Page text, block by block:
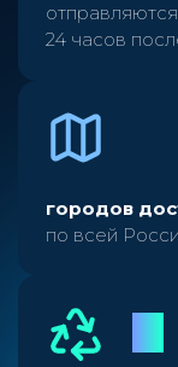
24 часов
городов
по всей